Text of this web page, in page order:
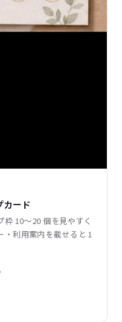
ード
10〜20 個を見やすく
・利用案内を載せると 1